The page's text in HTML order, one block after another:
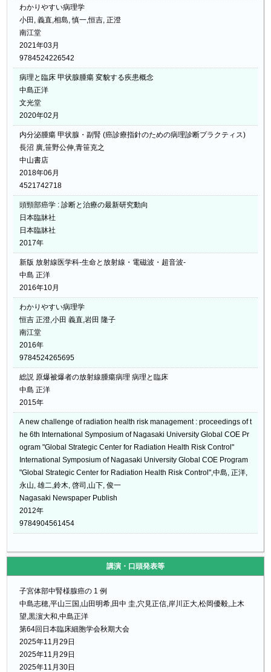
わかりやすい病理学
小田, 義直,相島, 慎一,恒吉, 正澄
南江堂
2021年03月
9784524226542
病理と臨床 甲状腺腫瘍 変貌する疾患概念
中島正洋
文光堂
2020年02月
内分泌腫瘍 甲状腺・副腎 (癌診療指針のための病理診断プラクティス)
長沼 廣,笹野公伸,青笹克之
中山書店
2018年06月
4521742718
頭頸部癌学 : 診断と治療の最新研究動向
日本臨牀社
日本臨牀社
2017年
新版 放射線医学科-生命と放射線・電磁波・超音波-
中島 正洋
2016年10月
わかりやすい病理学
恒吉 正澄,小田 義直,岩田 隆子
南江堂
2016年
9784524265695
総説 原爆被爆者の放射線腫瘍病理 病理と臨床
中島 正洋
2015年
A new challenge of radiation health risk management : proceedings of t
he 6th International Symposium of Nagasaki University Global COE Pr
ogram "Global Strategic Center for Radiation Health Risk Control"
International Symposium of Nagasaki University Global COE Program
"Global Strategic Center for Radiation Health Risk Control",中島, 正洋,
永山, 雄二,鈴木, 啓司,山下, 俊一
Nagasaki Newspaper Publish
2012年
9784904561454
講演・口頭発表等
子宮体部中腎様腺癌の 1 例
中島志穂,平山三国,山田明希,田中 圭,穴見正信,岸川正大,松岡優毅,上木
望,黒濵大和,中島正洋
第64回日本臨床細胞学会秋期大会
2025年11月29日
2025年11月29日
2025年11月30日